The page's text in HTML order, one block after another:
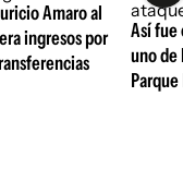
Amaro al
ingresos por
Así fue
uno de